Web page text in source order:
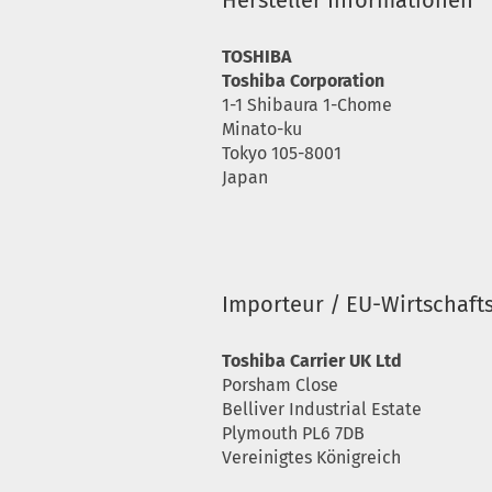
TOSHIBA
Toshiba Corporation
1-1 Shibaura 1-Chome
Minato-ku
Tokyo 105-8001
Japan
Importeur / EU-
Toshiba Carrier UK Ltd
Porsham Close
Belliver Industrial Estate
Plymouth PL6 7DB
Vereinigtes Königreich